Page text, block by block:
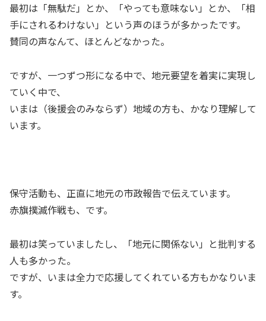
最初は「無駄だ」とか、「やっても意味ない」とか、「相
手にされるわけない」という声のほうが多かったです。
賛同の声なんて、ほとんどなかった。
ですが、一つずつ形になる中で、地元要望を着実に実現し
ていく中で、
いまは（後援会のみならず）地域の方も、かなり理解して
います。
保守活動も、正直に地元の市政報告で伝えています。
赤旗撲滅作戦も、です。
最初は笑っていましたし、「地元に関係ない」と批判する
人も多かった。
ですが、いまは全力で応援してくれている方もかなりいま
す。